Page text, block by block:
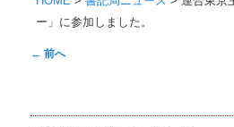
ー」に参加しました。
投
ビ
← 前へ